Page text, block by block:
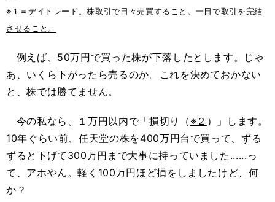
※１＝デイトレード。株取引で日々売買すること。一日で取引を完結
させること。
例えば、50万円で買った株が下落したとします。じゃ
あ、いくら下がったら売るのか。これを決めておかない
と、株では勝てません。
今の私なら、１万円以内で「損切り（※２ ）」します。
10年ぐらい前、任天堂の株を400万円台で買って、ずる
ずると下げて300万円まで大事に持っていました......っ
て、アホやん。軽く100万円ほど損をしましたけど、何
か？